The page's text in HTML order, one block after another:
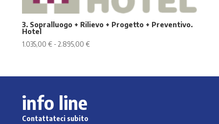
3. Sopralluogo + Rilievo + Progetto + Preventivo.
Hotel
1.035,00 € -2.895,00 €Fascia
da
info line
Contattateci subito